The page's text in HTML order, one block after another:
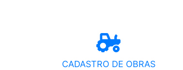
CADASTRO DE OBRAS